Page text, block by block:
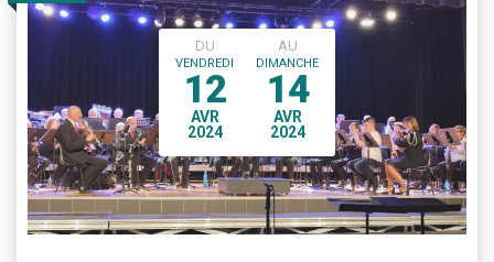
DU
VENDREDI
12
AVR
2024
AU
DIMANCHE
14
AVR
2024